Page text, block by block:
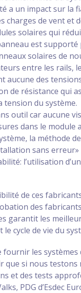
a un impact sur la
charges de vent et
solaires qui
est
solaires de
entre les rails,
aucune des
de résistance qui
tension du système.
outil car aucune
dans le module
la méthode
sans
l’utilisation
de ces
des
garantit les
cycle de vie du
fournir les
que si nous
et des tests
PDG d’Esdec